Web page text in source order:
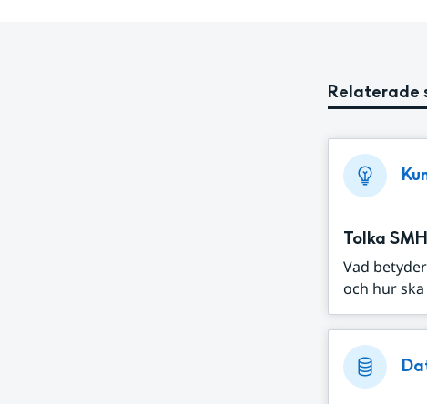
Relaterade
Tolka
Vad
och hur